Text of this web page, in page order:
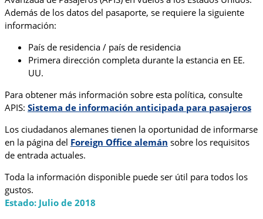
Además de los datos del pasaporte, se requiere la siguiente
información:
País de residencia / país de residencia
Primera dirección completa durante la estancia en EE.
UU.
Para obtener más información sobre esta política, consulte
APIS: Sistema de información anticipada para pasajeros
Los ciudadanos alemanes tienen la oportunidad de informarse
en la página del Foreign Office alemán sobre los requisitos
de entrada actuales.
Toda la información disponible puede ser útil para todos los
gustos.
Estado: Julio de 2018